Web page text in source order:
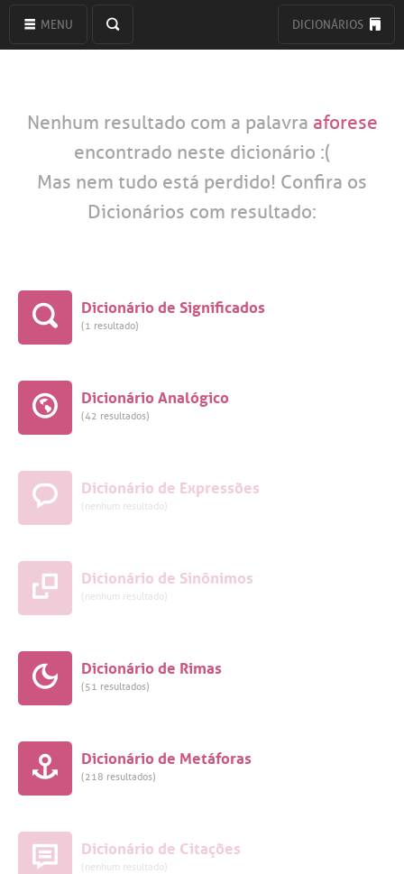
MENU DICIONÁRIOS
Nenhum resultado com a palavra aforese
encontrado neste dicionário :(
Mas nem tudo está perdido! Confira os
Dicionários com resultado:
Dicionário de Significados
(1 resultado)
Dicionário Analógico
(42 resultados)
Dicionário de Expressões
(nenhum resultado)
Dicionário de Sinônimos
(nenhum resultado)
Dicionário de Rimas
(51 resultados)
Dicionário de Metáforas
(218 resultados)
Dicionário de Citações
(nenhum resultado)